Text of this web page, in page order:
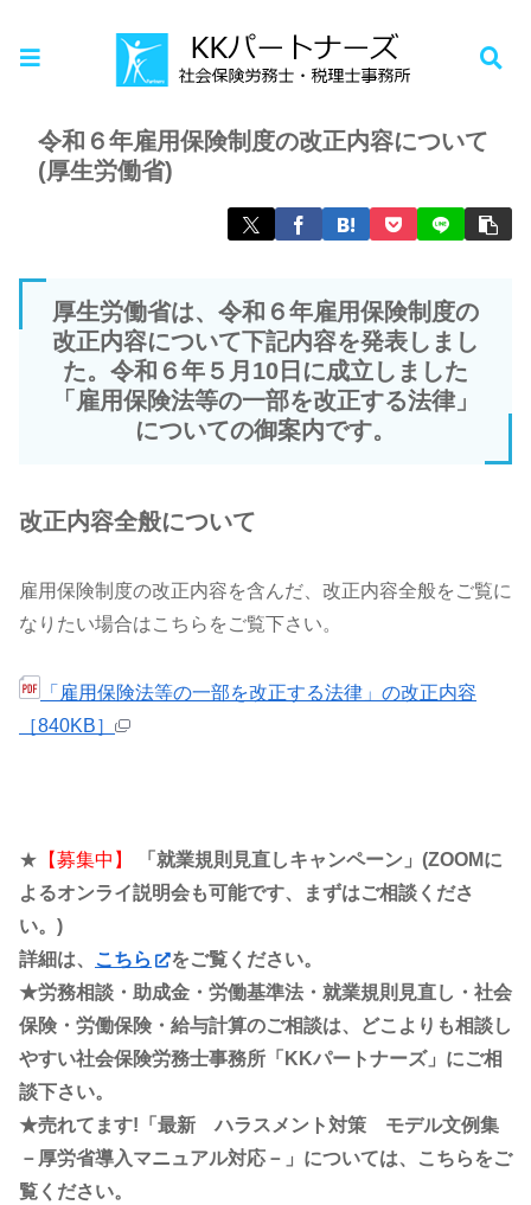
お知らせ
令和６年雇用保険制度の改正内容について
(厚生労働省)
厚生労働省は、令和６年雇用保険制度の
改正内容について下記内容を発表しまし
た。令和６年５月10日に成立しました
「雇用保険法等の一部を改正する法律」
についての御案内です。
改正内容全般について
雇用保険制度の改正内容を含んだ、改正内容全般をご覧に
なりたい場合はこちらをご覧下さい。
「雇用保険法等の一部を改正する法律」の改正内容
［840KB］
★ 【募集中】
「就業規則見直しキャンペーン」(ZOOMに
よるオンライ説明会も可能です、まずはご相談くださ
い。)
詳細は、
こちら
をご覧ください。
★労務相談・助成金・労働基準法・就業規則見直し・社会
保険・労働保険・給与計算のご相談は、どこよりも相談し
やすい社会保険労務士事務所「KKパートナーズ」にご相
談下さい。
★売れてます!「最新 ハラスメント対策 モデル文例集
－厚労省導入マニュアル対応－」については、こちらをご
覧ください。